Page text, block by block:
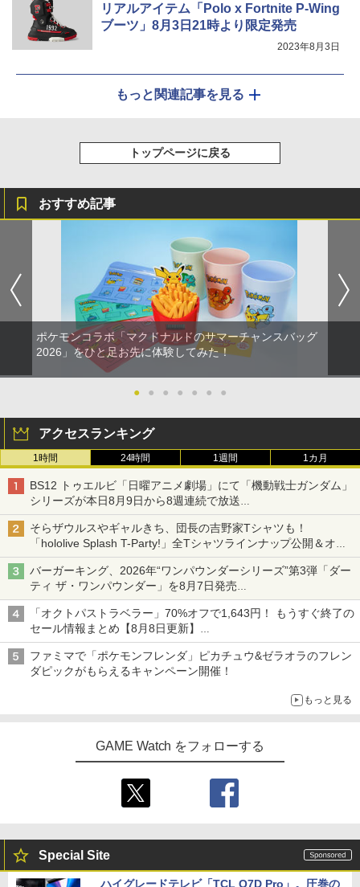
リアルアイテム「Polo x Fortnite P-Wing
ブーツ」8月3日21時より限定発売
2023年8月3日
もっと関連記事を見る
トップページに戻る
おすすめ記事
ポケモンコラボ「マクドナルドのサマーチャンスバッグ
2026」をひと足お先に体験してみた！
● ● ● ● ● ● ●
アクセスランキング
1時間 24時間 1週間 1カ月
BS12 トゥエルビ「日曜アニメ劇場」にて「機動戦士ガンダム」
シリーズが本日8月9日から8週連続で放送
初回は「機動戦士ガンダム【HDリマスター版】」
そらザウルスやギャルきち、団長の吉野家Tシャツも！
「hololive Splash T-Party!」全Tシャツラインナップ公開＆オン
ライン販売開始
バーガーキング、2026年“ワンパウンダーシリーズ”第3弾「ダー
ティ ザ・ワンパウンダー」を8月7日発売
「特製ガーリックマヨソース」を使用した超大型チーズバーガー
「オクトパストラベラー」70%オフで1,643円！ もうすぐ終了の
セール情報まとめ【8月8日更新】
ニンテンドーeショップでは「大神 絶景版」が67%オフで990円
ファミマで「ポケモンフレンダ」ピカチュウ&ゼラオラのフレン
ダピックがもらえるキャンペーン開催！
もっと見る
GAME Watch をフォローする
Special Site
ハイグレードテレビ「TCL Q7D Pro」。圧巻の